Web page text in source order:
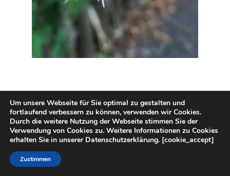
Ideen. Für völlig sinnlosen Blödsinn. Für gar nichts. Mein Hirn
defragmentiert, reinigt sich, wenn ich einfach nur da sitze. Und
atme. Und vielleicht entstehen genau dort manchmal die besten
ich über mein Leben nach. Sondern beim Blick aus dem Fenster.
Um unsere Webseite für Sie optimal zu gestalten und
fortlaufend verbessern zu können, verwenden wir Cookies.
Durch die weitere Nutzung der Webseite stimmen Sie der
Verwendung von Cookies zu. Weitere Informationen zu Cookies
erhalten Sie in unserer Datenschutzerklärung. [cookie_accept]
Zustimmen